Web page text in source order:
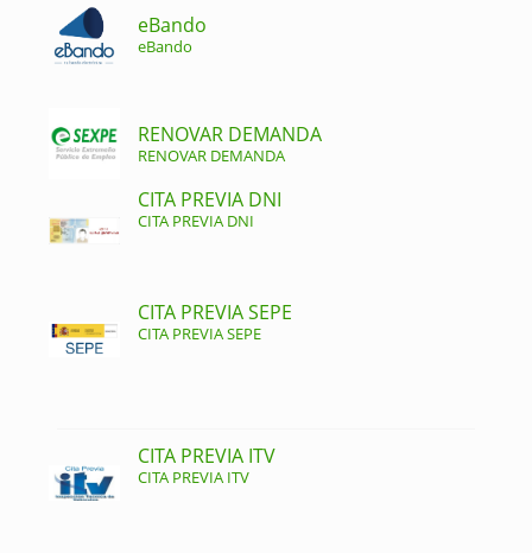
eBando
eBando
RENOVAR DEMANDA
RENOVAR DEMANDA
CITA PREVIA DNI
CITA PREVIA DNI
CITA PREVIA SEPE
CITA PREVIA SEPE
CITA PREVIA ITV
CITA PREVIA ITV